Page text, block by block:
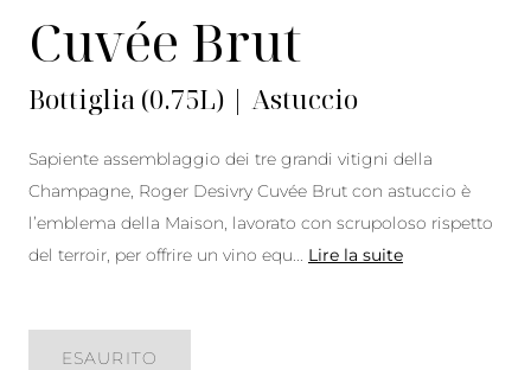
Cuvée Brut
Bottiglia (0.75L) | Astuccio
Sapiente assemblaggio dei tre grandi vitigni della
Champagne, Roger Desivry Cuvée Brut con astuccio è
l’emblema della Maison, lavorato con scrupoloso rispetto
del terroir, per offrire un vino equ
Lire la suite
ESAURITO